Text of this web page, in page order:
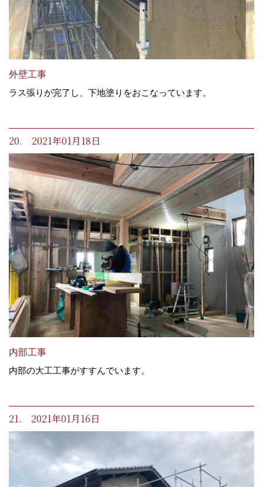
外壁工事
ラス張りが完了し、下地塗りをおこなっています。
20. 2021年01月18日
内部工事
内部の大工工事がすすんでいます。
21. 2021年01月16日